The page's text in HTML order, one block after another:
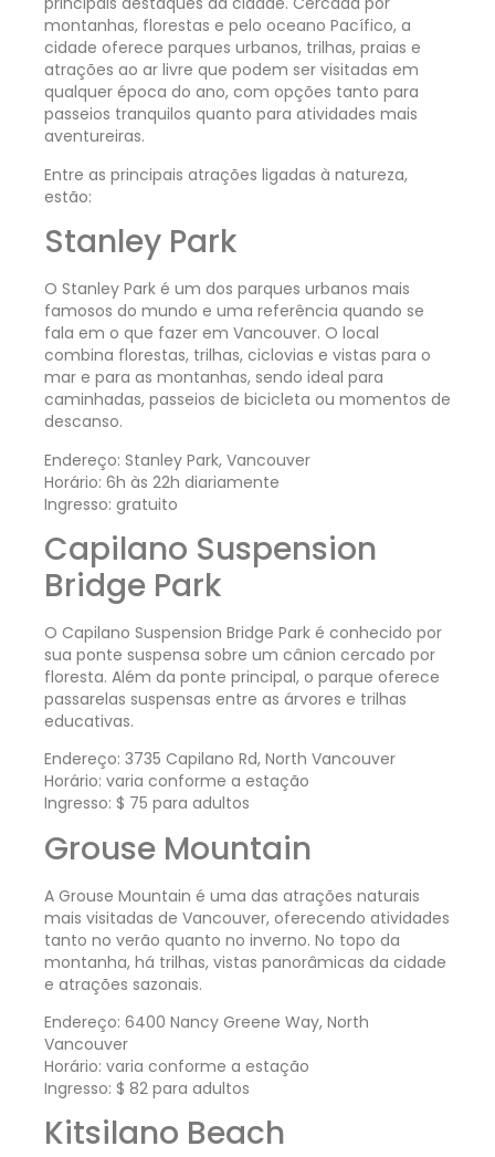
montanhas, florestas e pelo oceano Pacífico, a
cidade oferece parques urbanos, trilhas, praias e
atrações ao ar livre que podem ser visitadas em
qualquer época do ano, com opções tanto para
passeios tranquilos quanto para atividades mais
aventureiras.
Entre as principais atrações ligadas à natureza,
estão:
Stanley Park
O Stanley Park é um dos parques urbanos mais
famosos do mundo e uma referência quando se
fala em o que fazer em Vancouver. O local
combina florestas, trilhas, ciclovias e vistas para o
mar e para as montanhas, sendo ideal para
caminhadas, passeios de bicicleta ou momentos de
descanso.
Endereço: Stanley Park, Vancouver
Horário: 6h às 22h diariamente
Ingresso: gratuito
Capilano Suspension
Bridge Park
O Capilano Suspension Bridge Park é conhecido por
sua ponte suspensa sobre um cânion cercado por
floresta. Além da ponte principal, o parque oferece
passarelas suspensas entre as árvores e trilhas
educativas.
Endereço: 3735 Capilano Rd, North Vancouver
Horário: varia conforme a estação
Ingresso: $ 75 para adultos
Grouse Mountain
A Grouse Mountain é uma das atrações naturais
mais visitadas de Vancouver, oferecendo atividades
tanto no verão quanto no inverno. No topo da
montanha, há trilhas, vistas panorâmicas da cidade
e atrações sazonais.
Endereço: 6400 Nancy Greene Way, North
Vancouver
Horário: varia conforme a estação
Ingresso: $ 82 para adultos
Kitsilano Beach